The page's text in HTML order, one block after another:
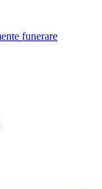
funerare